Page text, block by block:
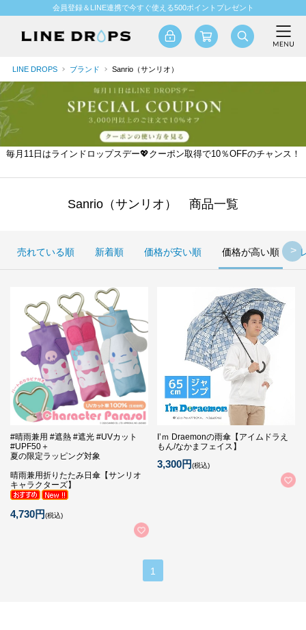
会員登録＆LINE連携で今すぐ使える500ポイントプレゼント
LINE DROPS ブランド Sanrio（サンリオ）
毎月11日はラインドロップスデー💖クーポン取得で10％OFFのチャンス！
Sanrio（サンリオ） 商品一覧
売れている順 新着順 価格が安い順 価格が高い順
#晴雨兼用 #遮熱 #遮光 #UVカット
#UPF50＋
夏の限定ラッピング対象
晴雨兼用折りたたみ日傘【サンリオ
キャラクターズ】
4,730円(税込)
I’ｍ Draemonの雨傘【アイムドラえ
もん/なかまフェイス】
3,300円(税込)
1